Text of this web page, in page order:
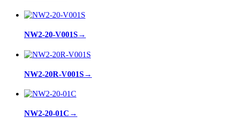
NW2-20-V001S→
NW2-20R-V001S→
NW2-20-01C →